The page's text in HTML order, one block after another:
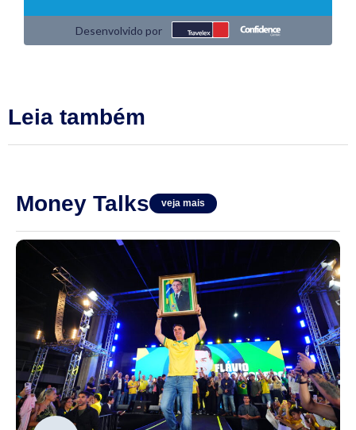
Leia também
Money Talks veja mais